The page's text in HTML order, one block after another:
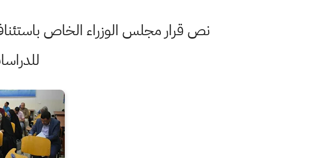
نص قرار مجلس الوزراء الخاص
للدراسات